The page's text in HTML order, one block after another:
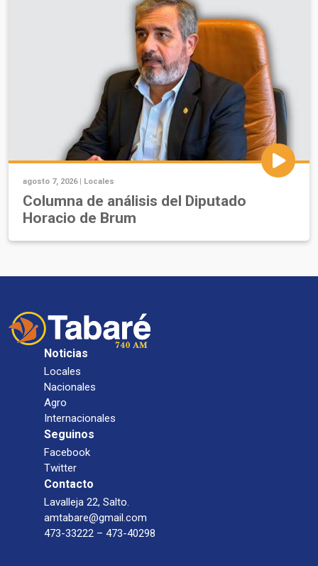
agosto 7, 2026 | Locales
Columna de análisis del Diputado
Horacio de Brum
Noticias
Locales
Nacionales
Agro
Internacionales
Seguinos
Facebook
Twitter
Contacto
Lavalleja 22, Salto.
amtabare@gmail.com
473-33222 – 473-40298